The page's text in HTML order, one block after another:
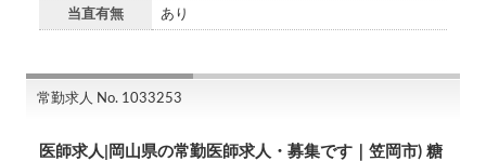
当直有無 あり
常勤求人 No. 1033253
医師求人|岡山県の常勤医師求人・募集です｜笠岡市) 糖